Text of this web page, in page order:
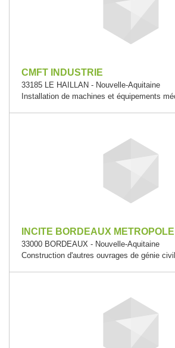
CMFT INDUSTRIE
33185 LE HAILLAN - Nouvelle-Aquitaine
Installation de machines et équipements
INCITE BORDEAUX
33000 BORDEAUX - Nouvelle-Aquitaine
Construction d'autres ouvrages de génie